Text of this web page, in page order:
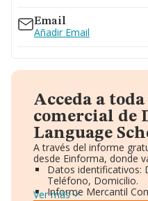
Email
Añadir Email
Acceda a
comercial de
Language
A través del informe
desde Einforma, donde
Datos identificativos:
Teléfono, Domicilio.
Informe Mercantil
Ver más